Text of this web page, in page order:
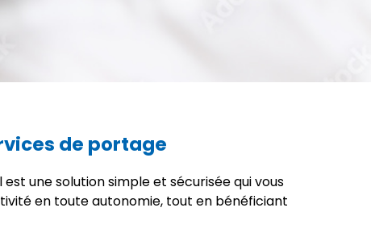
de portage
une solution simple et sécurisée qui vous
en toute autonomie, tout en bénéficiant